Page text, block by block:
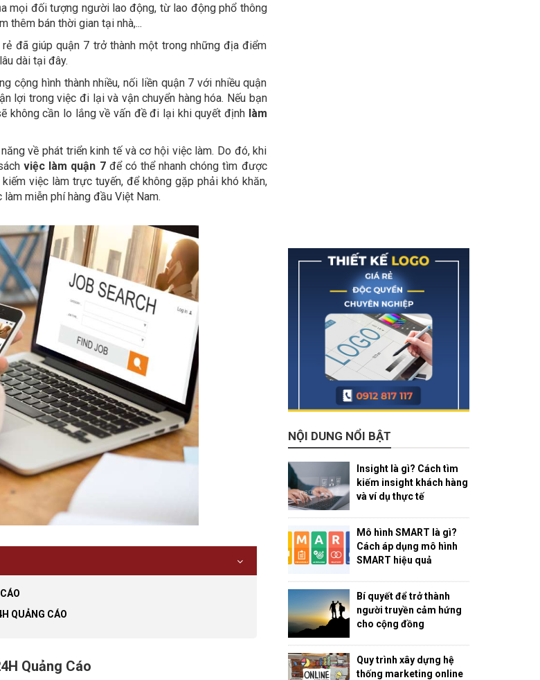
mọi đối tượng người lao động, từ lao động phổ thông
thêm bán thời gian tại nhà,...
đã giúp quận 7 trở thành một trong những địa điểm
dài tại đây.
cộng hình thành nhiều, nối liền quận 7 với nhiều quận
lợi trong việc đi lại và vận chuyển hàng hóa. Nếu bạn
không cần lo lắng về vấn đề đi lại khi quyết định làm
về phát triển kinh tế và cơ hội việc làm. Do đó, khi
việc làm quận 7để có thể nhanh chóng tìm được
việc làm trực tuyến, để không gặp phải khó khăn,
miễn phí hàng đầu Việt Nam.
QUẢNG CÁO
Quảng Cáo
NỘI DUNG NỔI BẬT
Insight là gì? Cách tìm
kiếm insight khách hàng
và ví dụ thực tế
Mô hình SMART là gì?
Cách áp dụng mô hình
SMART hiệu quả
Bí quyết để trở thành
người truyền cảm hứng
cho cộng đồng
Quy trình xây dựng hệ
thống marketing online